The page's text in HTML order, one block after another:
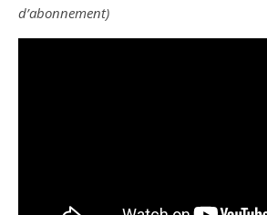
d’abonnement)